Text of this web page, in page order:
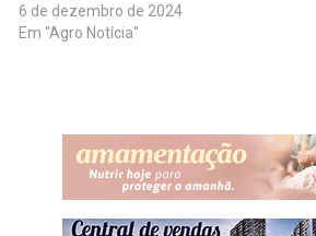
6 de dezembro de 2024
Em "Agro Notícia"